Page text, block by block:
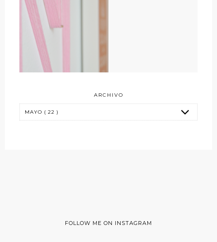
ARCHIVO
FOLLOW ME ON INSTAGRAM